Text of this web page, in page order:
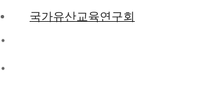
국가유산교육연구회